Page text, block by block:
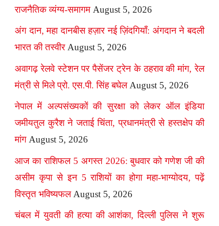
राजनैतिक व्यंग्य-समागम August 5, 2026
अंग दान, महा दानबीस हज़ार नई ज़िंदगियाँ: अंगदान ने बदली
भारत की तस्वीर August 5, 2026
अवागढ़ रेलवे स्टेशन पर पैसेंजर ट्रेन के ठहराव की मांग, रेल
मंत्री से मिले प्रो. एस.पी. सिंह बघेल August 5, 2026
नेपाल में अल्पसंख्यकों की सुरक्षा को लेकर ऑल इंडिया
जमीयतुल कुरैश ने जताई चिंता, प्रधानमंत्री से हस्तक्षेप की
मांग August 5, 2026
आज का राशिफल 5 अगस्त 2026: बुधवार को गणेश जी की
असीम कृपा से इन 5 राशियों का होगा महा-भाग्योदय, पढ़ें
विस्तृत भविष्यफल August 5, 2026
चंबल में युवती की हत्या की आशंका, दिल्ली पुलिस ने शुरू